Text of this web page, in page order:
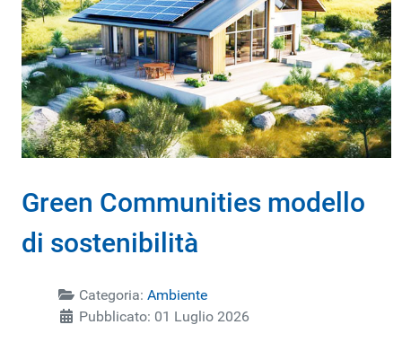
Green Communities modello
di sostenibilità
Categoria: Ambiente
Pubblicato: 01 Luglio 2026